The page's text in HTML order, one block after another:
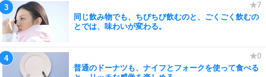
同じ飲み物でも、ちびちび飲むのと、ごくごく飲むの
とでは、味わいが変わる。
普通のドーナツも、ナイフとフォークを使って食べる